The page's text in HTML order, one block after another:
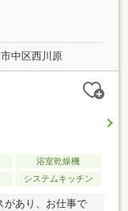
ひ現地でご体感く
心よりお待ちして
中区西川原
浴室乾燥機
システムキッチン
があり、お仕事で